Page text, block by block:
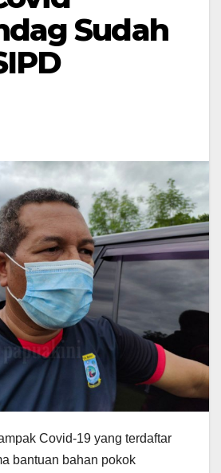
Sudah
Covid-19 yang terdaftar
bantuan bahan pokok